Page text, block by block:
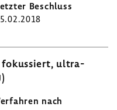
fokus­siert, ultra­